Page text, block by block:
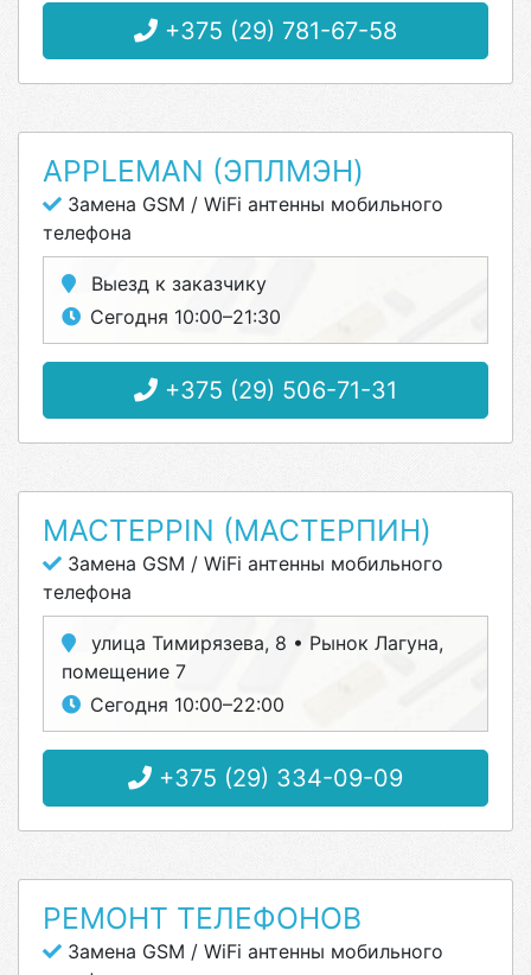
+375 (29) 781-67-58
APPLEMAN (ЭПЛМЭН)
Замена GSM / WiFi антенны мобильного
телефона
Выезд к заказчику
Сегодня 10:00–21:30
+375 (29) 506-71-31
МАСТЕРPIN (МАСТЕРПИН)
Замена GSM / WiFi антенны мобильного
телефона
улица Тимирязева, 8 • Рынок Лагуна,
помещение 7
Сегодня 10:00–22:00
+375 (29) 334-09-09
РЕМОНТ ТЕЛЕФОНОВ
Замена GSM / WiFi антенны мобильного